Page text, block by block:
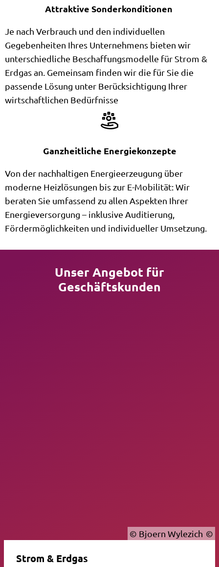
Attraktive Sonderkonditionen
Je nach Verbrauch und den individuellen
Gegebenheiten Ihres Unternehmens bieten wir
unterschiedliche Beschaffungsmodelle für Strom &
Erdgas an. Gemeinsam finden wir die für Sie die
passende Lösung unter Berücksichtigung Ihrer
wirtschaftlichen Bedürfnisse
Ganzheitliche Energiekonzepte
Von der nachhaltigen Energieerzeugung über
moderne Heizlösungen bis zur E-Mobilität: Wir
beraten Sie umfassend zu allen Aspekten Ihrer
Energieversorgung – inklusive Auditierung,
Fördermöglichkeiten und individueller Umsetzung.
Unser Angebot für
Geschäftskunden
© Bjoern Wylezich
Strom & Erdgas